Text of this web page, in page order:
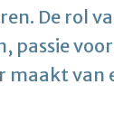
De rol
passie
maakt van